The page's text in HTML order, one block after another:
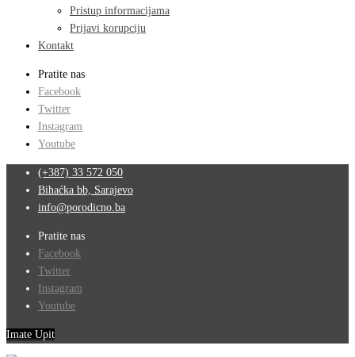
Pristup informacijama
Prijavi korupciju
Kontakt
Pratite nas
Facebook
Twitter
Instagram
Youtube
(+387) 33 572 050
Bihaćka bb, Sarajevo
info@porodicno.ba
Pratite nas
Facebook
Twitter
Instagram
Youtube
Imate Upit